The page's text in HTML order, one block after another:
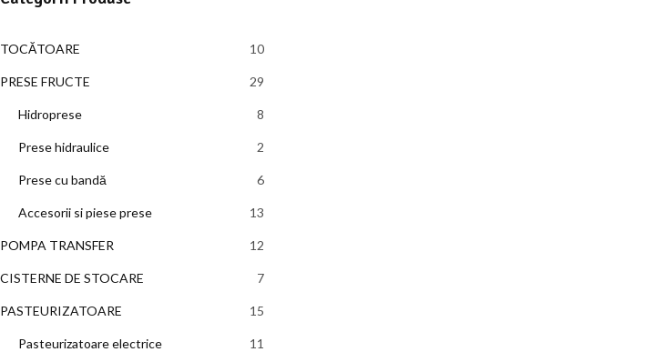
TOCĂTOARE 10
PRESE FRUCTE 29
Hidroprese 8
Prese hidraulice 2
Prese cu bandă 6
Accesorii si piese prese 13
POMPA TRANSFER 12
CISTERNE DE STOCARE 7
PASTEURIZATOARE 15
Pasteurizatoare electrice 11